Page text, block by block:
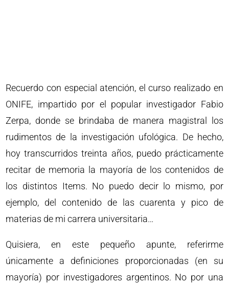
Recuerdo con especial atención, el curso realizado en
ONIFE, impartido por el popular investigador Fabio
Zerpa, donde se brindaba de manera magistral los
rudimentos de la investigación ufológica. De hecho,
hoy transcurridos treinta años, puedo prácticamente
recitar de memoria la mayoría de los contenidos de
los distintos Items. No puedo decir lo mismo, por
ejemplo, del contenido de las cuarenta y pico de
materias de mi carrera universitaria…
Quisiera, en este pequeño apunte, referirme
únicamente a definiciones proporcionadas (en su
mayoría) por investigadores argentinos. No por una